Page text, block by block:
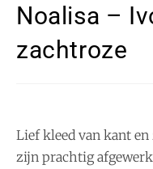
Noalisa –
zachtroze
Lief kleed van kant
zijn prachtig